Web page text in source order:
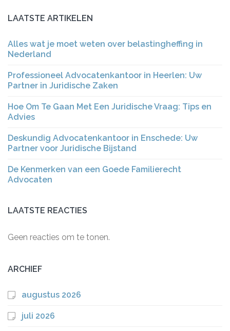
LAATSTE ARTIKELEN
Alles wat je moet weten over belastingheffing in
Nederland
Professioneel Advocatenkantoor in Heerlen: Uw
Partner in Juridische Zaken
Hoe Om Te Gaan Met Een Juridische Vraag: Tips en
Advies
Deskundig Advocatenkantoor in Enschede: Uw
Partner voor Juridische Bijstand
De Kenmerken van een Goede Familierecht
Advocaten
LAATSTE REACTIES
Geen reacties om te tonen.
ARCHIEF
augustus 2026
juli 2026